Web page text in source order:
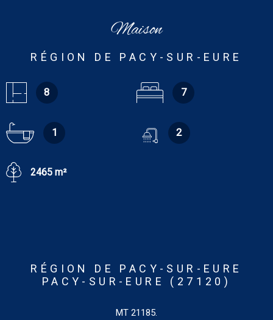
Maison
RÉGION DE PACY-SUR-EURE
8 7
1 2
2465 m²
RÉGION DE PACY-SUR-EURE
PACY-SUR-EURE (27120)
MT 21185.